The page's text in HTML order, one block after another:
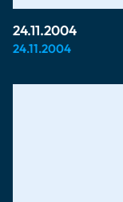
24.11.2004
24.11.2004